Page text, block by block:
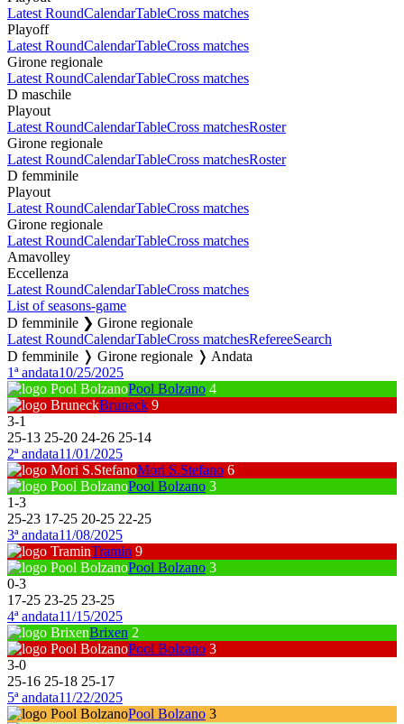
Latest RoundCalendarTableCross matches
Playoff
Latest RoundCalendarTableCross matches
Girone regionale
Latest RoundCalendarTableCross matches
D maschile
Playout
Latest RoundCalendarTableCross matchesRoster
Girone regionale
Latest RoundCalendarTableCross matchesRoster
D femminile
Playout
Latest RoundCalendarTableCross matches
Girone regionale
Latest RoundCalendarTableCross matches
Amavolley
Eccellenza
Latest RoundCalendarTableCross matches
List of seasons-game
D femminile ❯ Girone regionale
Latest RoundCalendarTableCross matchesRefereeSearch
D femminile ❭ Girone regionale ❭ Andata
1ª andata10/25/2025
Pool Bolzano 4
Bruneck 9
3-1
25-13 25-20 24-26 25-14
2ª andata11/01/2025
Mori S.Stefano 6
Pool Bolzano 3
1-3
25-23 17-25 20-25 22-25
3ª andata11/08/2025
Tramin 9
Pool Bolzano 3
0-3
17-25 23-25 23-25
4ª andata11/15/2025
Brixen 2
Pool Bolzano 3
3-0
25-16 25-18 25-17
5ª andata11/22/2025
Pool Bolzano 3